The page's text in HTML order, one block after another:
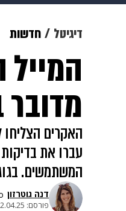
דיגיטל חדשות
האקרים
עברו את
המשתמשים.
דנה גוטרזון
פורסם: 09:45